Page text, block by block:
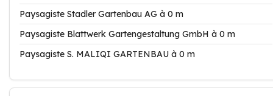
Paysagiste Stadler Gartenbau AG à 0 m
Paysagiste Blattwerk Gartengestaltung GmbH à 0 m
Paysagiste S. MALIQI GARTENBAU à 0 m